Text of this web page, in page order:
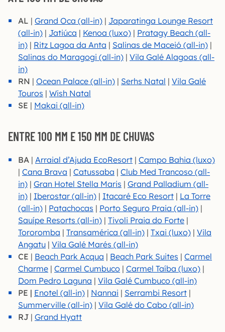
AL | Grand Oca (all-in) | Japaratinga Lounge Resort
(all-in) | Jatiúca | Kenoa (luxo) | Pratagy Beach (all-
in) | Ritz Lagoa da Anta | Salinas de Maceió (all-in) |
Salinas do Maragogi (all-in) | Vila Galé Alagoas (all-
in)
RN | Ocean Palace (all-in) | Serhs Natal | Vila Galé
Touros | Wish Natal
SE | Makai (all-in)
ENTRE 100 MM E 150 MM DE CHUVAS
BA | Arraial d’Ajuda EcoResort | Campo Bahia (luxo)
| Cana Brava | Catussaba | Club Med Trancoso (all-
in) | Gran Hotel Stella Maris | Grand Palladium (all-
in) | Iberostar (all-in) | Itacaré Eco Resort | La Torre
(all-in) | Patachocas | Porto Seguro Praia (all-in) |
Sauípe Resorts (all-in) | Tivoli Praia do Forte |
Tororomba | Transamérica (all-in) | Txai (luxo) | Vila
Angatu | Vila Galé Marés (all-in)
CE | Beach Park Acqua | Beach Park Suites | Carmel
Charme | Carmel Cumbuco | Carmel Taíba (luxo) |
Dom Pedro Laguna | Vila Galé Cumbuco (all-in)
PE | Enotel (all-in) | Nannai | Serrambi Resort |
Summerville (all-in) | Vila Galé do Cabo (all-in)
RJ | Grand Hyatt